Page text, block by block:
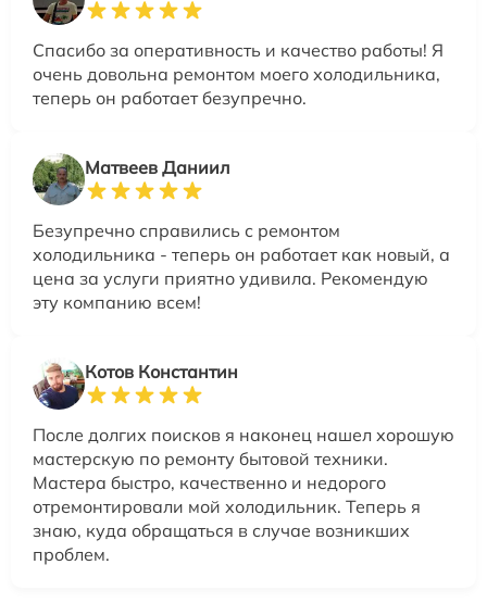
Спасибо за оперативность и качество работы! Я
очень довольна ремонтом моего холодильника,
теперь он работает безупречно.
Матвеев Даниил
Безупречно справились с ремонтом
холодильника - теперь он работает как новый, а
цена за услуги приятно удивила. Рекомендую
эту компанию всем!
Котов Константин
После долгих поисков я наконец нашел хорошую
мастерскую по ремонту бытовой техники.
Мастера быстро, качественно и недорого
отремонтировали мой холодильник. Теперь я
знаю, куда обращаться в случае возникших
проблем.